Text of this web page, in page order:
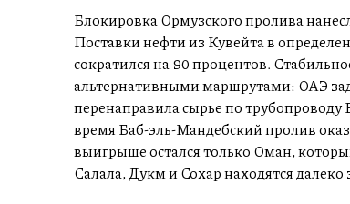
Блокировка Ормузского пролива
Поставки нефти из Кувейта в
сократился на 90 процентов.
альтернативными маршрутами: ОАЭ
перенаправила сырье по
время Баб-эль-Мандебский пролив
выигрыше остался только Оман,
Салала, Дукм и Сохар находятся